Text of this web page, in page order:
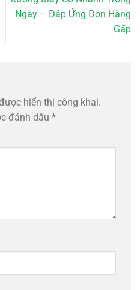
Ngày – Đáp Ứng Đơn Hàng
Gấp
hiển thị công khai.
đánh dấu *